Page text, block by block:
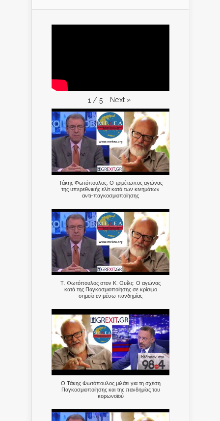
1 / 5 Next »
Τάκης Φωτόπουλος: Ο τριμέτωπος αγώνας
της υπερεθνικής ελίτ κατά των κινημάτων
αντι-παγκοσμιοποίησης
Τ. Φωτόπουλος στον Κ. Ουίλς: Ο αγώνας
κατά της Παγκοσμιοποίησης σε κρίσιμο
σημείο εν μέσω πανδημίας
Ο Τάκης Φωτόπουλος μιλάει για τη σχέση
Παγκοσμιοποίησης και της πανδημίας του
κορωνοϊού